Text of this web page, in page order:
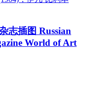
志插图 Russian
World of Art